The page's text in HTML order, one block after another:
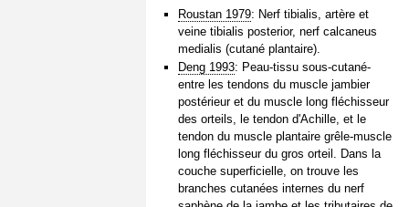
Roustan 1979: Nerf tibialis, artère et
veine tibialis posterior, nerf calcaneus
medialis (cutané plantaire).
Deng 1993: Peau-tissu sous-cutané-
entre les tendons du muscle jambier
postérieur et du muscle long fléchisseur
des orteils, le tendon d'Achille, et le
tendon du muscle plantaire grêle-muscle
long fléchisseur du gros orteil. Dans la
couche superficielle, on trouve les
branches cutanées internes du nerf